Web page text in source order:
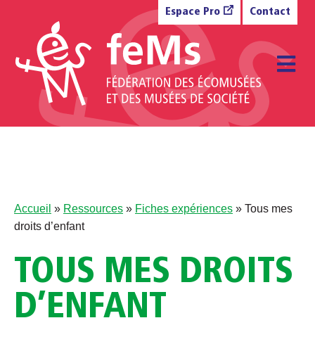
Espace Pro Contact
Accueil » Ressources » Fiches expériences » Tous mes
droits d’enfant
TOUS MES DROITS
D’ENFANT